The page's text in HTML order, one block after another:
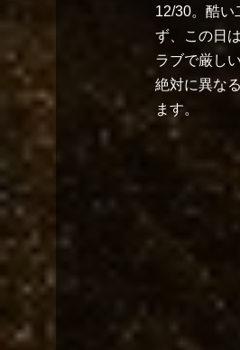
12/30。酷い
ず、この日
ラブで厳し
絶対に異な
ます。